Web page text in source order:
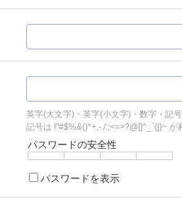
英字(大文字)・英字(小文字)・数字・記
記号は !"#$%&()*+,-./:;<=>?@[]^_`{|}~ が
パスワードの安全性
パスワードを表示